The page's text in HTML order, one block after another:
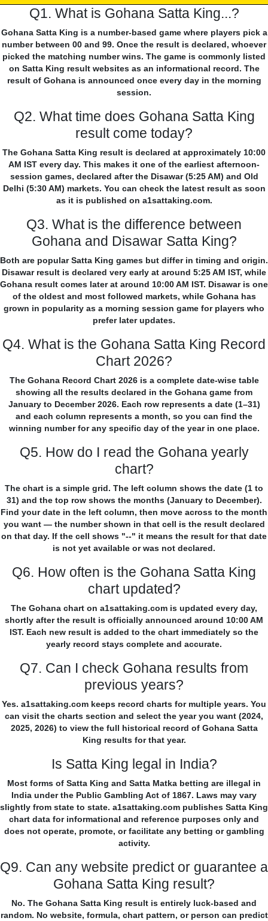
Q1. What is Gohana Satta King...?
Gohana Satta King is a number-based game where players pick a
number between 00 and 99. Once the result is declared, whoever
picked the matching number wins. The game is commonly listed
on Satta King result websites as an informational record. The
result of Gohana is announced once every day in the morning
session.
Q2. What time does Gohana Satta King
result come today?
The Gohana Satta King result is declared at approximately 10:00
AM IST every day. This makes it one of the earliest afternoon-
session games, declared after the Disawar (5:25 AM) and Old
Delhi (5:30 AM) markets. You can check the latest result as soon
as it is published on a1sattaking.com.
Q3. What is the difference between
Gohana and Disawar Satta King?
Both are popular Satta King games but differ in timing and origin.
Disawar result is declared very early at around 5:25 AM IST, while
Gohana result comes later at around 10:00 AM IST. Disawar is one
of the oldest and most followed markets, while Gohana has
grown in popularity as a morning session game for players who
prefer later updates.
Q4. What is the Gohana Satta King Record
Chart 2026?
The Gohana Record Chart 2026 is a complete date-wise table
showing all the results declared in the Gohana game from
January to December 2026. Each row represents a date (1–31)
and each column represents a month, so you can find the
winning number for any specific day of the year in one place.
Q5. How do I read the Gohana yearly
chart?
The chart is a simple grid. The left column shows the date (1 to
31) and the top row shows the months (January to December).
Find your date in the left column, then move across to the month
you want — the number shown in that cell is the result declared
on that day. If the cell shows "--" it means the result for that date
is not yet available or was not declared.
Q6. How often is the Gohana Satta King
chart updated?
The Gohana chart on a1sattaking.com is updated every day,
shortly after the result is officially announced around 10:00 AM
IST. Each new result is added to the chart immediately so the
yearly record stays complete and accurate.
Q7. Can I check Gohana results from
previous years?
Yes. a1sattaking.com keeps record charts for multiple years. You
can visit the charts section and select the year you want (2024,
2025, 2026) to view the full historical record of Gohana Satta
King results for that year.
Is Satta King legal in India?
Most forms of Satta King and Satta Matka betting are illegal in
India under the Public Gambling Act of 1867. Laws may vary
slightly from state to state. a1sattaking.com publishes Satta King
chart data for informational and reference purposes only and
does not operate, promote, or facilitate any betting or gambling
activity.
Q9. Can any website predict or guarantee a
Gohana Satta King result?
No. The Gohana Satta King result is entirely luck-based and
random. No website, formula, chart pattern, or person can predict